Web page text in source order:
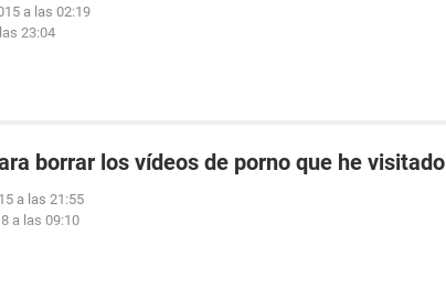
a las 02:19
23:04
borrar los vídeos de porno que he visitado
a las 21:55
a las 09:10